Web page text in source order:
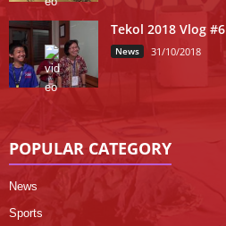
Tekol 2018 Vlog #6
News 31/10/2018
POPULAR CATEGORY
News
Sports